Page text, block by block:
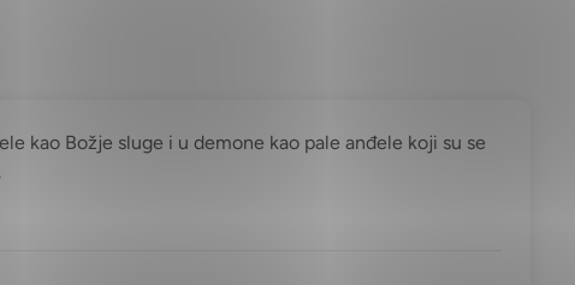
kao Božje sluge i u demone kao pale anđele koji su se